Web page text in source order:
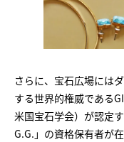
さらに、宝石広場には
する世界的権威である
米国宝石学会）が認定
G.G.」の資格保有者が在